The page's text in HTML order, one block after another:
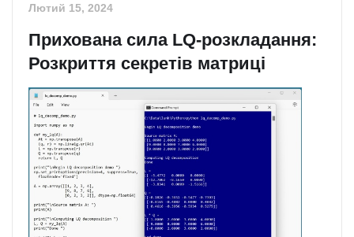
Лютий 15, 2024
Прихована сила LQ-розкладання:
Розкриття секретів матриці